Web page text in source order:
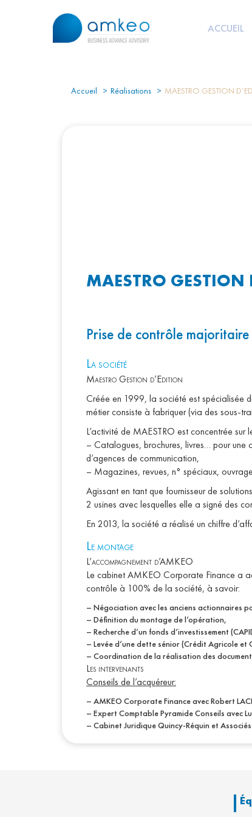
ACCUEIL
Accueil Réalisations MAESTRO GESTION
MAESTRO
Prise de contrôle
La société
Maestro Gestion d’Edition
Créée en 1999, la société est spécialisée
métier consiste à fabriquer (via des sous-
L’activité de MAESTRO est concentrée sur
– Catalogues, brochures, livres… pour une
d’agences de communication,
– Magazines, revues, n° spéciaux,
Agissant en tant que fournisseur de
2 usines avec lesquelles elle a signé des
En 2013, la société a réalisé un chiffre
Le montage
L’accompagnement d’AMKEO
Le cabinet AMKEO Corporate Finance a
contrôle à 100% de la société, à savoir:
– Négociation avec les anciens actionnaires
– Définition du montage de l’opération,
– Recherche d’un fonds d’investissement
– Levée d’une dette sénior (Crédit Agricole et
– Coordination de la réalisation des
Les intervenants
Conseils de l’acquéreur:
– AMKEO Corporate Finance avec Robert
– Expert Comptable Pyramide Conseils avec
– Cabinet Juridique Quincy-Réquin et